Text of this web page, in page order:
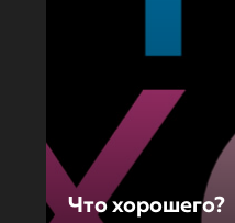
Что хорошего?